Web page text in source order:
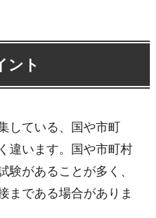
ント
している、国や市町
違います。国や市町村
があることが多く、
まである場合がありま